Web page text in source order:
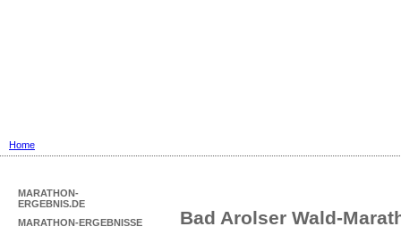
Home
MARATHON-
ERGEBNIS.DE
MARATHON-ERGEBNISSE
Bad Arolser Wald-